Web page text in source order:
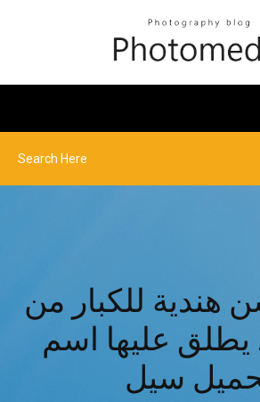
هندية للكبار من
يطلق عليها اسم
سيل